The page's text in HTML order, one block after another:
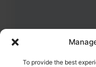
To provide the best